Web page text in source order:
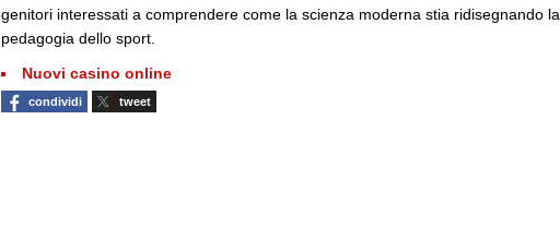
genitori interessati a comprendere come la scienza moderna stia ridisegnando la
pedagogia dello sport.
Nuovi casino online
condividi tweet